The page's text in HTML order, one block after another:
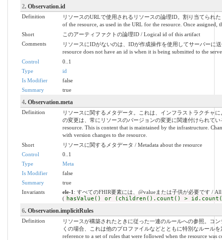
2. Observation.id
Definition
リソースのURLで使用されるリソースの論理ID。割り当てられ
of the resource, as used in the URL for the resource. Once assigned,
Short
このアーティファクトの論理ID / Logical id of this artifact
Comments
リソースにIDがないのは、IDが作成操作を使用してサーバーに
resource does not have an id is when it is being submitted to the
Control
0..1
Type
id
Is Modifier
false
Summary
true
4. Observation.meta
Definition
リソースに関するメタデータ。これは、インフラストラクチャ
の変更は、常にリソースのバージョンの変更に関連付けられてい
resource. This is content that is maintained by the infrastructure.
with version changes to the resource.
Short
リソースに関するメタデータ / Metadata about the resource
Control
0..1
Type
Meta
Is Modifier
false
Summary
true
Invariants
ele-1 : すべてのFHIR要素には、@valueまたは子供が必要です / All
( hasValue() or (children().count() >
6. Observation.implicitRules
Definition
リソースが構築されたときに従った一連のルールへの参照。コ
くの場合、これは他のプロファイルなどとともに特別なルール
reference to a set of rules that were followed when the resource was